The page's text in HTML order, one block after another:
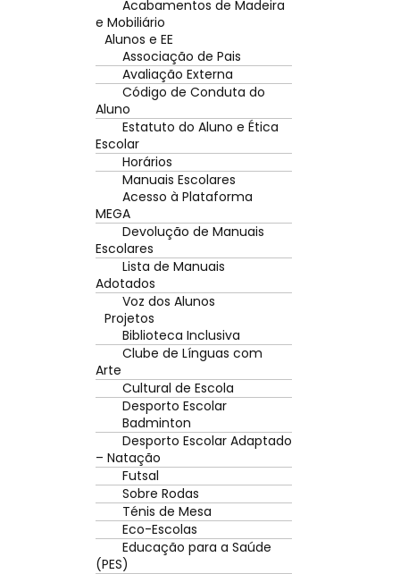
Acabamentos de Madeira
e Mobiliário
Alunos e EE
Associação de Pais
Avaliação Externa
Código de Conduta do
Aluno
Estatuto do Aluno e Ética
Escolar
Horários
Manuais Escolares
Acesso à Plataforma
MEGA
Devolução de Manuais
Escolares
Lista de Manuais
Adotados
Voz dos Alunos
Projetos
Biblioteca Inclusiva
Clube de Línguas com
Arte
Cultural de Escola
Desporto Escolar
Badminton
Desporto Escolar Adaptado
– Natação
Futsal
Sobre Rodas
Ténis de Mesa
Eco-Escolas
Educação para a Saúde
(PES)